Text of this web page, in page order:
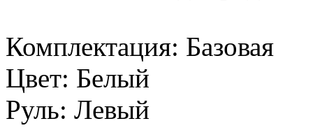
Комплектация: Базовая
Цвет: Белый
Руль: Левый